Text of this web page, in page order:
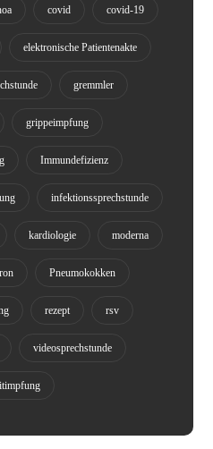
covid covid-19
elektronische Patientenakte
gremmler
grippeimpfung
Immundefizienz
infektionssprechstunde
kardiologie moderna
Pneumokokken
rezept rsv
videosprechstunde